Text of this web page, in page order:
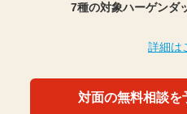
7種の対象ハーゲンダ
詳細は
対面の無料相談を